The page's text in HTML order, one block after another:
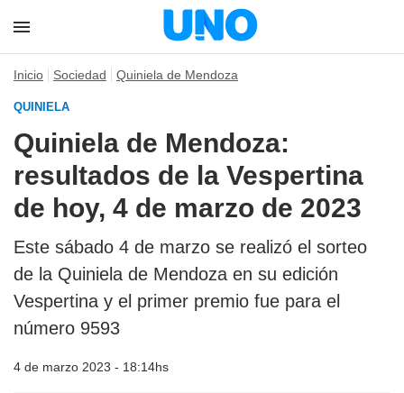
Inicio Sociedad Quiniela de Mendoza
QUINIELA
Quiniela de Mendoza:
resultados de la Vespertina
de hoy, 4 de marzo de 2023
Este sábado 4 de marzo se realizó el sorteo
de la Quiniela de Mendoza en su edición
Vespertina y el primer premio fue para el
número 9593
4 de marzo 2023 - 18:14hs